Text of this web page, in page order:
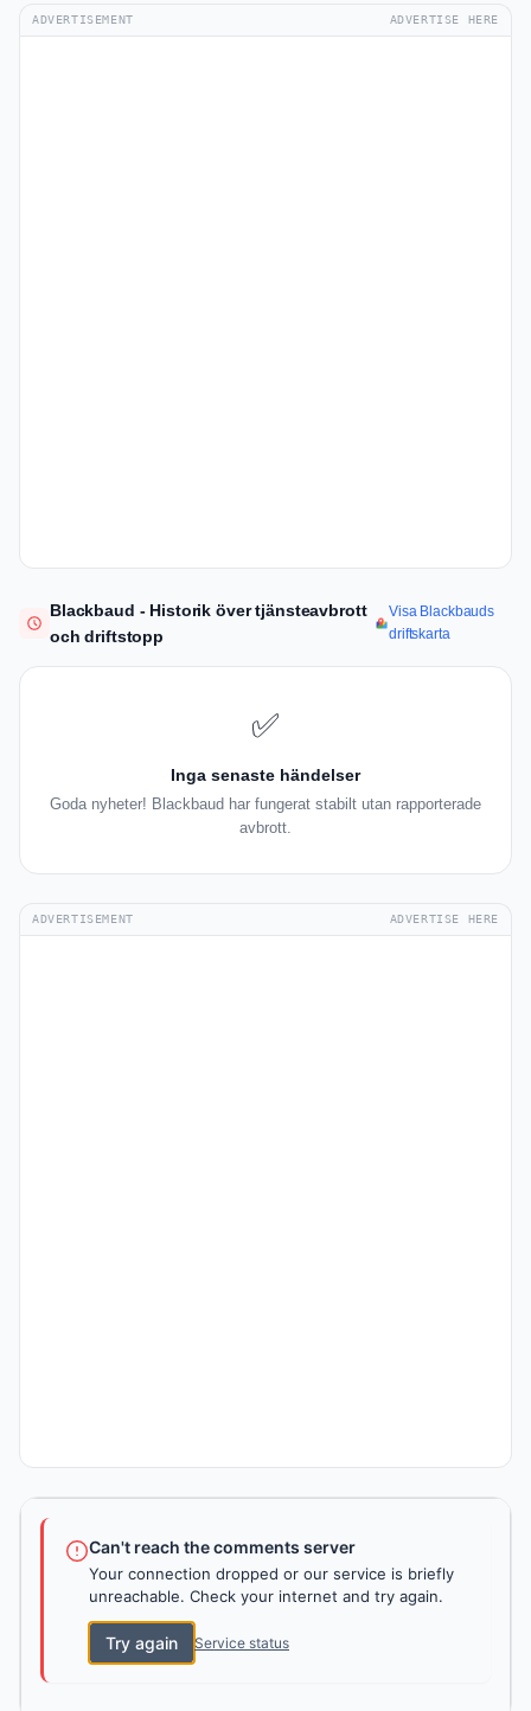
ADVERTISEMENT ADVERTISE HERE
Blackbaud - Historik över tjänsteavbrott
och driftstopp
Visa Blackbauds
driftskarta
✅
Inga senaste händelser
Goda nyheter! Blackbaud har fungerat stabilt utan rapporterade
avbrott.
ADVERTISEMENT ADVERTISE HERE
Can't reach the comments server
Your connection dropped or our service is briefly
unreachable. Check your internet and try again.
Try again Service status